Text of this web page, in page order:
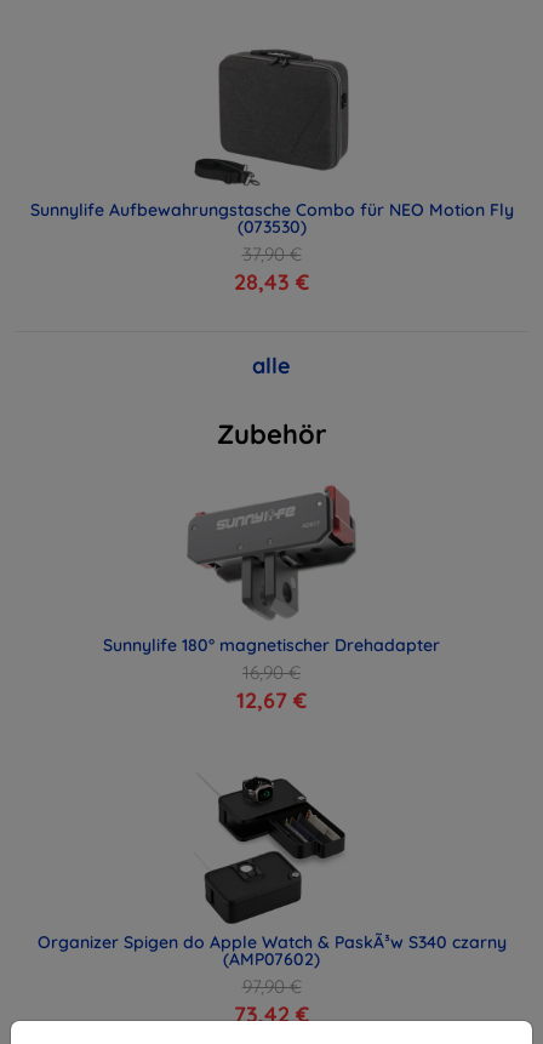
Sunnylife Aufbewahrungstasche Combo für NEO Motion Fly
(073530)
37,90 €
28,43 €
alle
Zubehör
Sunnylife 180° magnetischer Drehadapter
16,90 €
12,67 €
Organizer Spigen do Apple Watch & PaskÃ³w S340 czarny
(AMP07602)
97,90 €
73,42 €